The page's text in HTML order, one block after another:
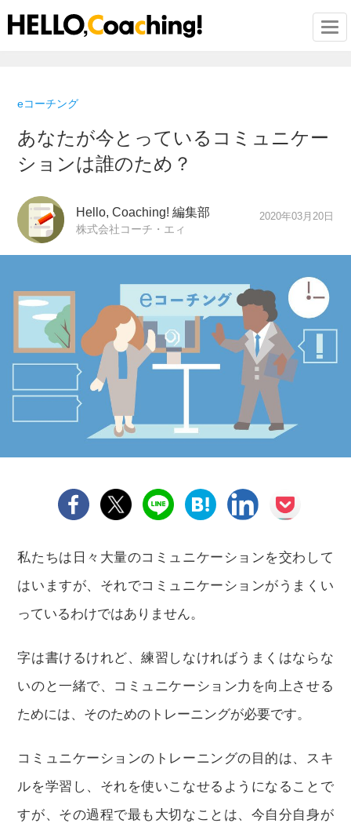
eコーチング
あなたが今とっているコミュニケー
ションは誰のため？
Hello, Coaching! 編集部
株式会社コーチ・エィ
2020年03月20日
私たちは日々大量のコミュニケーションを交わして
はいますが、それでコミュニケーションがうまくい
っているわけではありません。
字は書けるけれど、練習しなければうまくはならな
いのと一緒で、コミュニケーション力を向上させる
ためには、そのためのトレーニングが必要です。
コミュニケーションのトレーニングの目的は、スキ
ルを学習し、それを使いこなせるようになることで
すが、その過程で最も大切なことは、今自分自身が